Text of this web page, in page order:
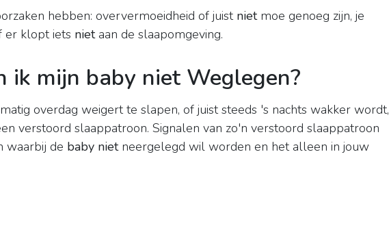
hebben: oververmoeidheid of juist nietmoe genoeg zijn, je
er klopt iets nietaan de slaapomgeving.
ik mijn baby niet Weglegen?
overdag weigert te slapen, of juist steeds 's nachts wakker wordt,
verstoord slaappatroon. Signalen van zo'n verstoord slaappatroon
waarbij de baby nietneergelegd wil worden en het alleen in jouw